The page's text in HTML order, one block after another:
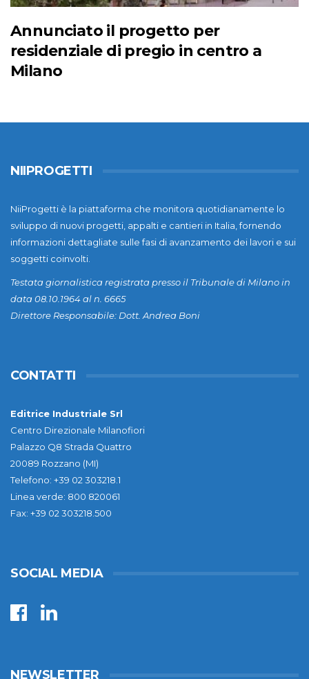
Annunciato il progetto per
residenziale di pregio in centro a
Milano
NIIPROGETTI
NiiProgetti è la piattaforma che monitora quotidianamente lo
sviluppo di nuovi progetti, appalti e cantieri in Italia, fornendo
informazioni dettagliate sulle fasi di avanzamento dei lavori e sui
soggetti coinvolti.
Testata giornalistica registrata presso il Tribunale di Milano in
data 08.10.1964 al n. 6665
Direttore Responsabile: Dott. Andrea Boni
CONTATTI
Editrice Industriale Srl
Centro Direzionale Milanofiori
Palazzo Q8 Strada Quattro
20089 Rozzano (MI)
Telefono: +39 02 303218.1
Linea verde: 800 820061
Fax: +39 02 303218.500
SOCIAL MEDIA
NEWSLETTER